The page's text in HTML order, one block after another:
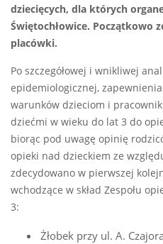
dziecięcych, dla których
Świętochłowice. Początkowo
placówki.
Po szczegółowej i wnikliwej
epidemiologicznej,
warunków dzieciom i
dziećmi w wieku do lat 3 do
biorąc pod uwagę opinię
opieki nad dzieckiem ze
zdecydowano w pierwszej
wchodzące w skład Zespołu
3:
Żłobek przy ul. A.